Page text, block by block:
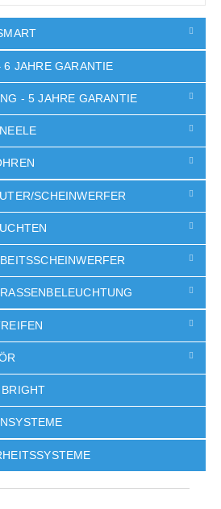
6 JAHRE GARANTIE
- 5 JAHRE GARANTIE
SCHEINWERFER